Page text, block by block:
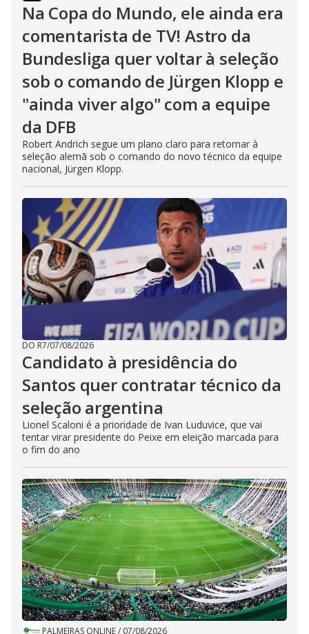
Na Copa do Mundo, ele ainda era
comentarista de TV! Astro da
Bundesliga quer voltar à seleção
sob o comando de Jürgen Klopp e
"ainda viver algo" com a equipe
da DFB
Robert Andrich segue um plano claro para retornar à
seleção alemã sob o comando do novo técnico da equipe
nacional, Jürgen Klopp.
DO R7/07/08/2026
Candidato à presidência do
Santos quer contratar técnico da
seleção argentina
Lionel Scaloni é a prioridade de Ivan Luduvice, que vai
tentar virar presidente do Peixe em eleição marcada para
o fim do ano
PALMEIRAS ONLINE/ 07/08/2026